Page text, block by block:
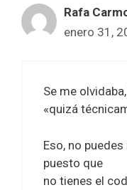
Rafa
enero 31,
Se me
«quizá
Eso, no
puesto que
no tienes el